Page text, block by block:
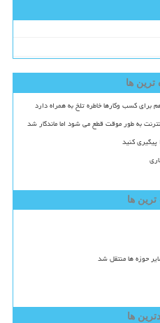
ترین ها
برای کسب وکارها خاطره تلخ به همراه دارد
کنید
ها
ها